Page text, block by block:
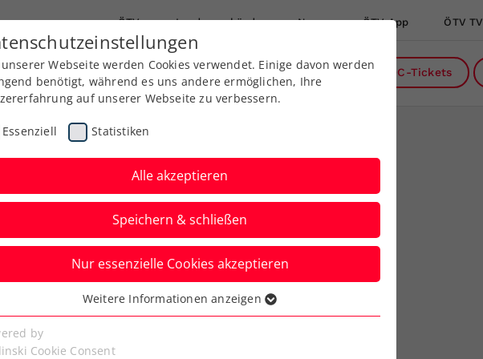
ÖTV Landesverbände News ÖTV App ÖTV TV
Ausbildung Services Über uns DC-Tickets
gewinnt in
auf der ATP-Tour
Webseite werden Cookies verwendet. Einige davon werden
benötigt, während es uns andere ermöglichen, Ihre
auf unserer Webseite zu verbessern.
Essenziell Statistiken
Alle akzeptieren
Speichern & schließen
Nur essenzielle Cookies akzeptieren
Cookies werden für grundlegende Funktionen der
benötigt. Dadurch ist gewährleistet, dass die Webseite
Weitere Informationen anzeigen
by
Cookie Consent